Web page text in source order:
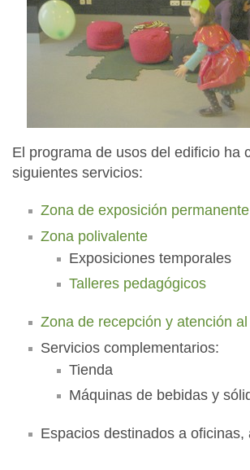
El programa de usos del edificio ha
siguientes servicios:
Zona de exposición permanente
Zona polivalente
Exposiciones temporales
Talleres pedagógicos
Zona de recepción y atención
Servicios complementarios:
Tienda
Máquinas de bebidas y
Espacios destinados a oficinas,